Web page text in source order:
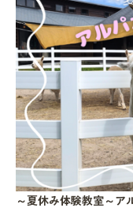
～夏休み体験教室～